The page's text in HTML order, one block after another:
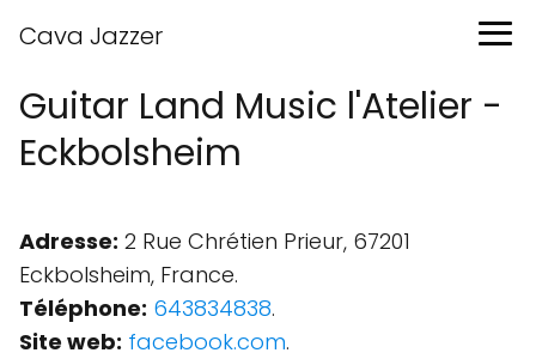
Cava Jazzer
Guitar Land Music l'Atelier -
Eckbolsheim
Adresse: 2 Rue Chrétien Prieur, 67201
Eckbolsheim, France.
Téléphone: 643834838.
Site web: facebook.com.